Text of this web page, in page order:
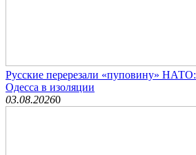
Русские перерезали «пуповину» НАТО:
Одесса в изоляции
03.08.20260